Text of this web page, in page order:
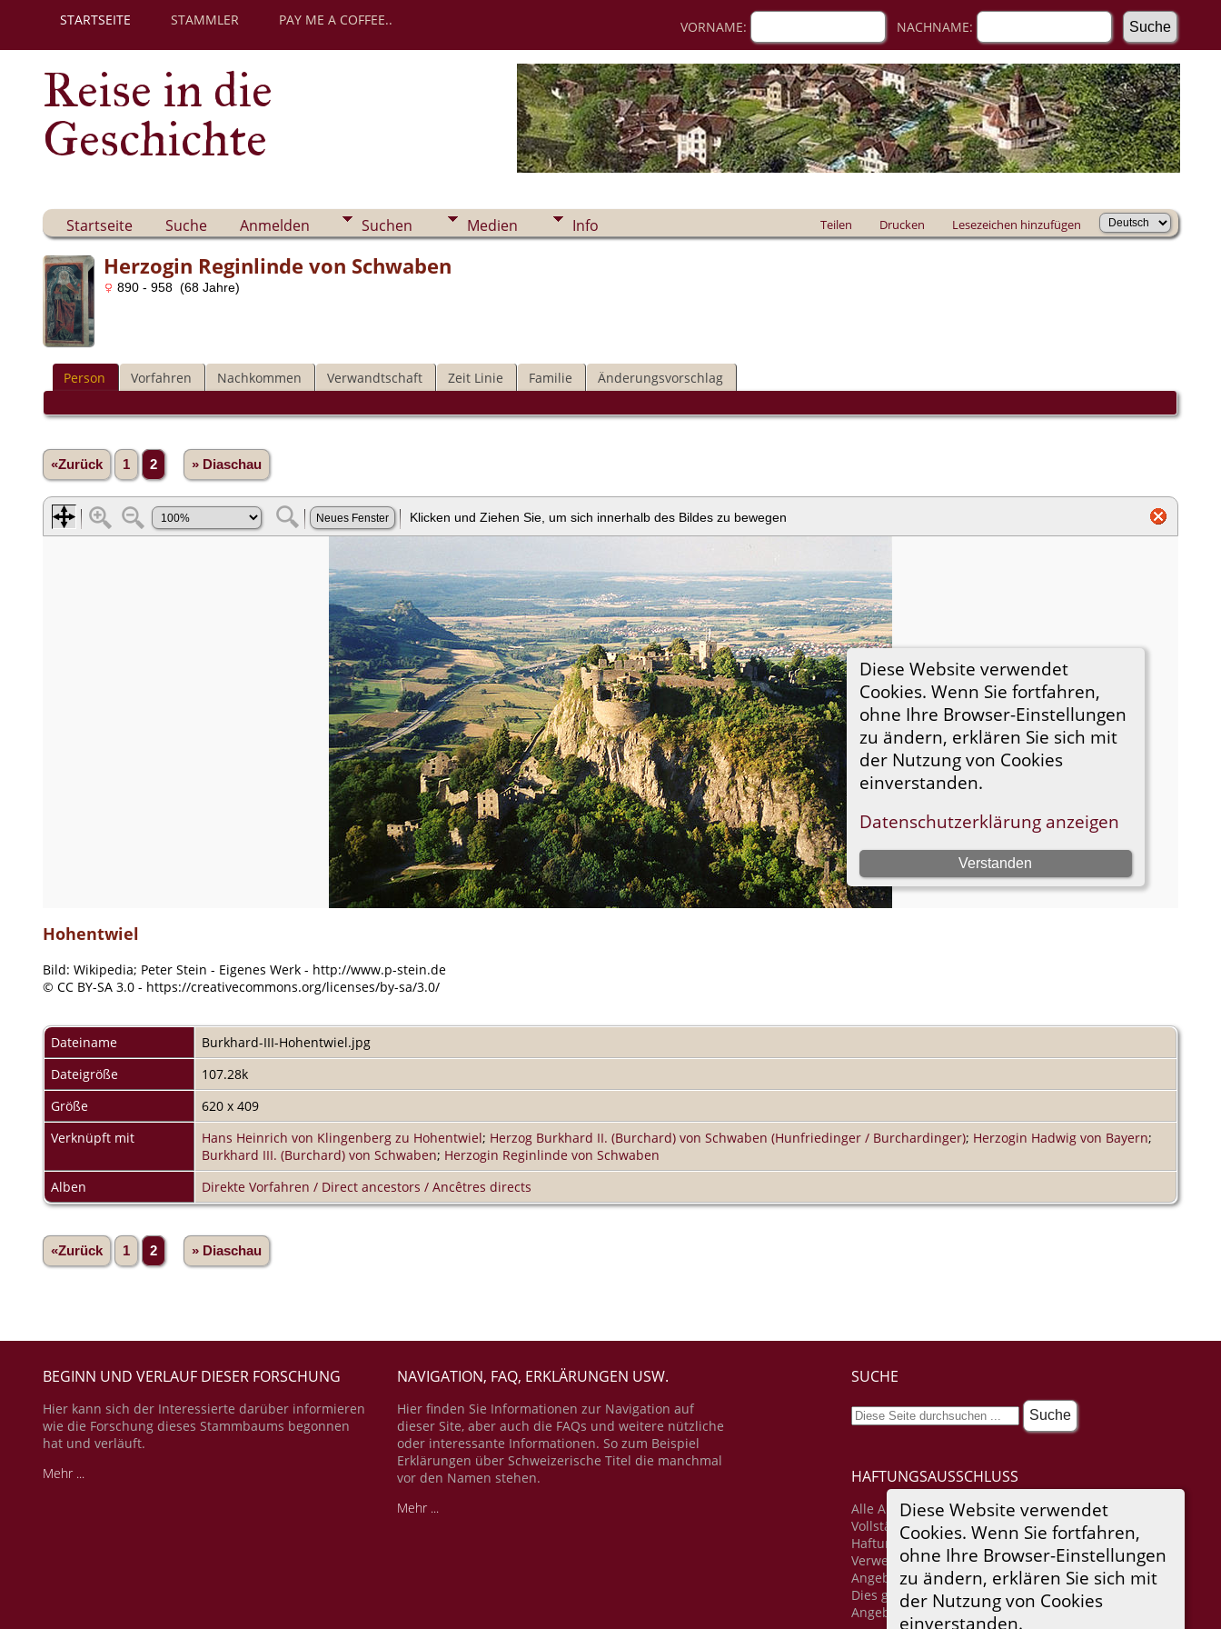
STARTSEITE STAMMLER PAY ME A COFFEE.. VORNAME: NACHNAME:
Reise in die
Geschichte
Startseite Suche Anmelden Suchen Medien Info Teilen Drucken Lesezeichen hinzufügen
Diese Website verwendet
Cookies. Wenn Sie fortfahren,
ohne Ihre Browser-Einstellungen
zu ändern, erklären Sie sich mit
der Nutzung von Cookies
einverstanden.
Herzogin Reginlinde von Schwaben
890 - 958 (68 Jahre)
Person Vorfahren Nachkommen Verwandtschaft Zeit Linie Familie Änderungsvorschlag
«Zurück 1 2 » Diaschau
Hohentwiel
Bild: Wikipedia; Peter Stein - Eigenes Werk - http://www.p-stein.de
© CC BY-SA 3.0 - https://creativecommons.org/licenses/by-sa/3.0/
Dateiname
Burkhard-III-Hohentwiel.jpg
Dateigröße
107.28k
Größe
620 x 409
Verknüpft mit
Hans Heinrich von Klingenberg zu Hohentwiel; Herzog Burkhard II. (Burchard) von Schwaben (Hunfriedinger / Burchardinger); Herzogin Hadwig von Bayern;
Burkhard III. (Burchard) von Schwaben; Herzogin Reginlinde von Schwaben
Alben
Direkte Vorfahren / Direct ancestors / Ancêtres directs
«Zurück 1 2 » Diaschau
BEGINN UND VERLAUF DIESER FORSCHUNG
Hier kann sich der Interessierte darüber informieren
wie die Forschung dieses Stammbaums begonnen
hat und verläuft.
Mehr ...
NAVIGATION, FAQ, ERKLÄRUNGEN USW.
Hier finden Sie Informationen zur Navigation auf
dieser Site, aber auch die FAQs und weitere nützliche
oder interessante Informationen. So zum Beispiel
Erklärungen über Schweizerische Titel die manchmal
vor den Namen stehen.
Mehr ...
SUCHE
HAFTUNGSAUSSCHLUSS
Alle Angaben erfolgen ohne Gewähr für
Vollständigkeit oder Richtigkeit. Es wird keine
Haftung übernommen für Schäden durch die
Verwendung von Informationen aus diesem Online-
Angebot oder durch das Fehlen von Informationen.
Dies gilt auch für Inhalte Dritter, die über dieses
Angebot zugänglich sind.